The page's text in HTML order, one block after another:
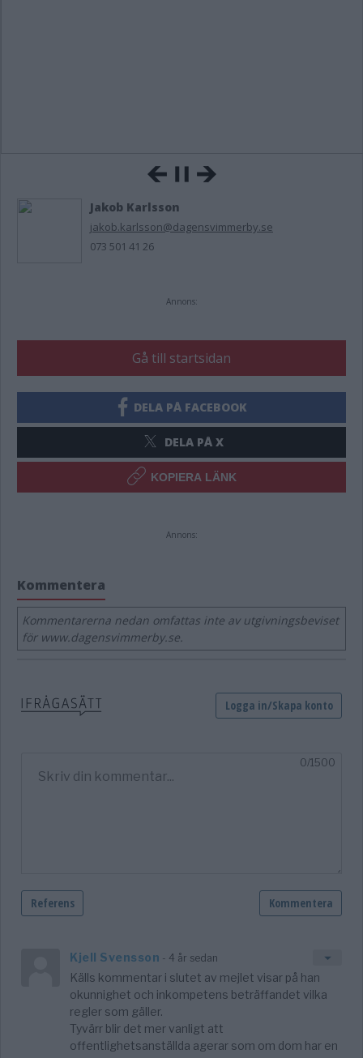
Jakob Karlsson
jakob.karlsson@dagensvimmerby.se
073 501 41 26
Annons:
Gå till startsidan
DELA PÅ FACEBOOK
DELA PÅ X
KOPIERA LÄNK
Annons:
Kommentera
Kommentarerna nedan omfattas inte av utgivningsbeviset
för www.dagensvimmerby.se.